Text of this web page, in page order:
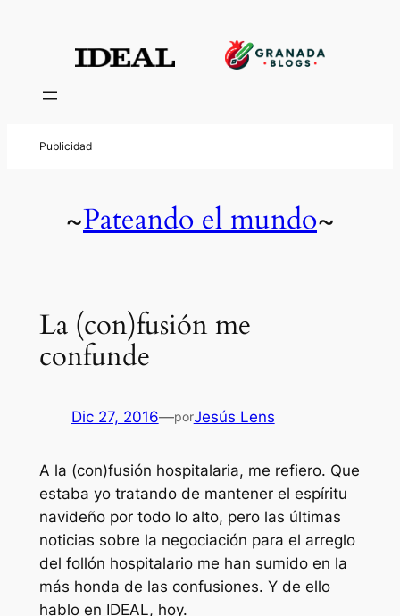
~Pateando el mundo~
La (con)fusión me
confunde
Dic 27, 2016—porJesús Lens
A la (con)fusión hospitalaria, me refiero. Que
estaba yo tratando de mantener el espíritu
navideño por todo lo alto, pero las últimas
noticias sobre la negociación para el arreglo
del follón hospitalario me han sumido en la
más honda de las confusiones. Y de ello
hablo en IDEAL, hoy.